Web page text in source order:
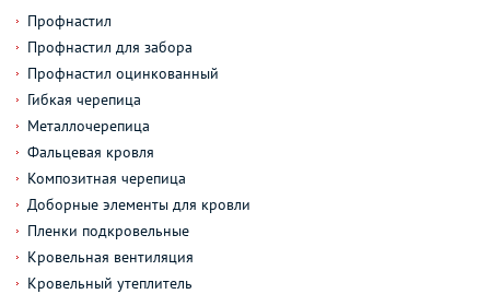
Профнастил
Профнастил для забора
Профнастил оцинкованный
Гибкая черепица
Металлочерепица
Фальцевая кровля
Композитная черепица
Доборные элементы для кровли
Пленки подкровельные
Кровельная вентиляция
Кровельный утеплитель